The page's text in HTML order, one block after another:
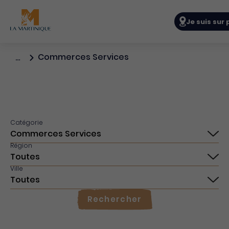
Je suis sur
… Commerces Services
Catégorie
Région
Ville
Rechercher